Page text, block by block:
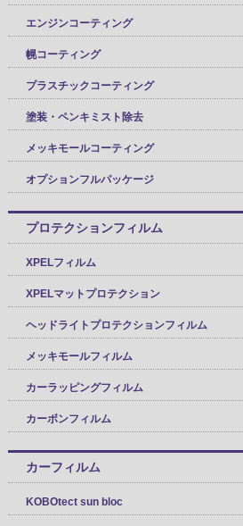
エンジンコーティング
幌コーティング
プラスチックコーティング
塗装・ペンキミスト除去
メッキモールコーティング
オプションフルパッケージ
プロテクションフィルム
XPELフィルム
XPELマットプロテクション
ヘッドライトプロテクションフィルム
メッキモールフィルム
カーラッピングフィルム
カーボンフィルム
カーフィルム
KOBOtect sun bloc